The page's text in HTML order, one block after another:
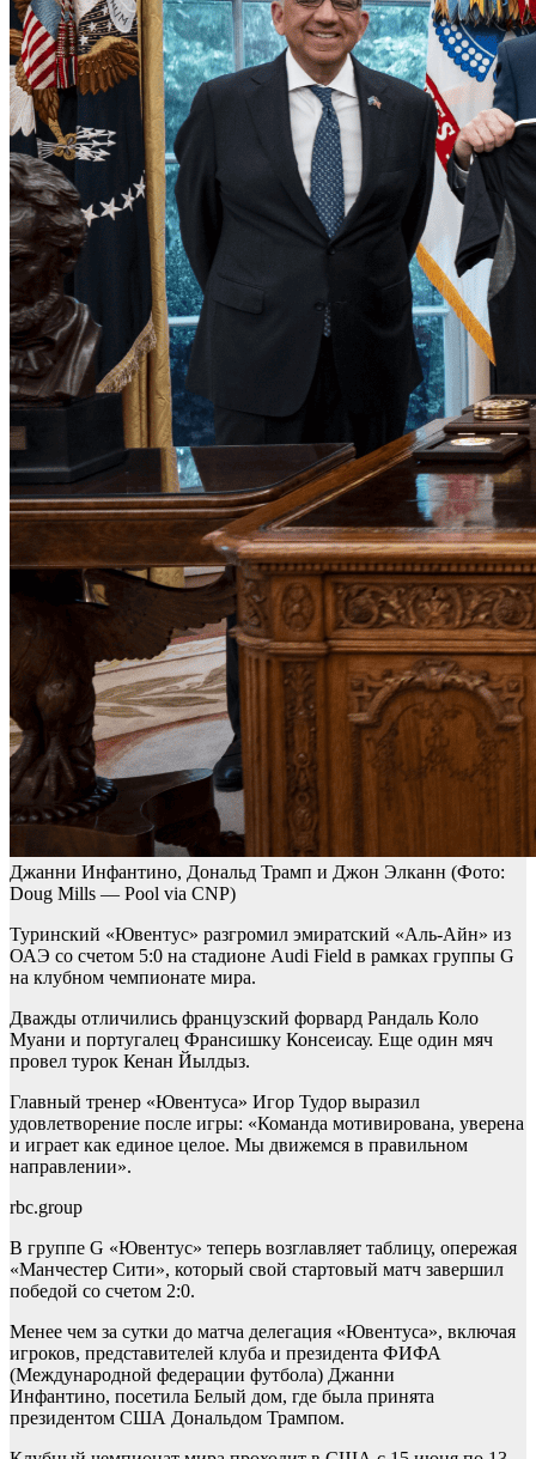
Джанни Инфантино, Дональд Трамп и Джон Элканн (Фото:
Doug Mills — Pool via CNP)
Туринский «Ювентус» разгромил эмиратский «Аль-Айн» из
ОАЭ со счетом 5:0 на стадионе Audi Field в рамках группы G
на клубном чемпионате мира.
Дважды отличились французский форвард Рандаль Коло
Муани и португалец Франсишку Консеисау. Еще один мяч
провел турок Кенан Йылдыз.
Главный тренер «Ювентуса» Игор Тудор выразил
удовлетворение после игры: «Команда мотивирована, уверена
и играет как единое целое. Мы движемся в правильном
направлении».
rbc.group
В группе G «Ювентус» теперь возглавляет таблицу, опережая
«Манчестер Сити», который свой стартовый матч завершил
победой со счетом 2:0.
Менее чем за сутки до матча делегация «Ювентуса», включая
игроков, представителей клуба и президента ФИФА
(Международной федерации футбола) Джанни
Инфантино, посетила Белый дом, где была принята
президентом США Дональдом Трампом.